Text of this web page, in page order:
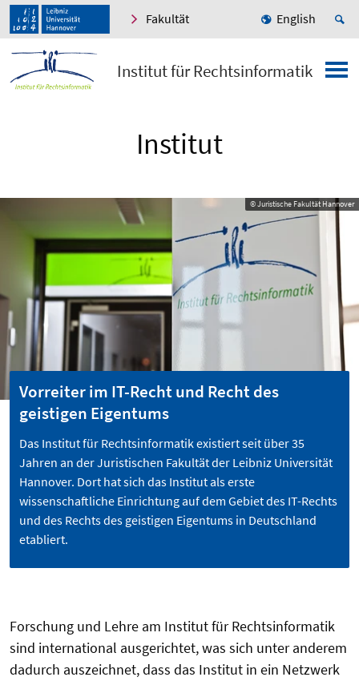
Fakultät English
Institut für Rechtsinformatik
Institut
© Juristische Fakultät Hannover
Vorreiter im IT-Recht und Recht des
geistigen Eigentums
Das Institut für Rechtsinformatik existiert seit über 35
Jahren an der Juristischen Fakultät der Leibniz Universität
Hannover. Dort hat sich das Institut als erste
wissenschaftliche Einrichtung auf dem Gebiet des IT-Rechts
und des Rechts des geistigen Eigentums in Deutschland
etabliert.
Forschung und Lehre am Institut für Rechtsinformatik
sind international ausgerichtet, was sich unter anderem
dadurch auszeichnet, dass das Institut in ein Netzwerk